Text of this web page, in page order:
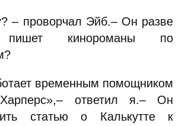
– проворчал Эйб.– Он разве
кинороманы по
временным помощником
ответил я.– Он
статью о Калькутте к